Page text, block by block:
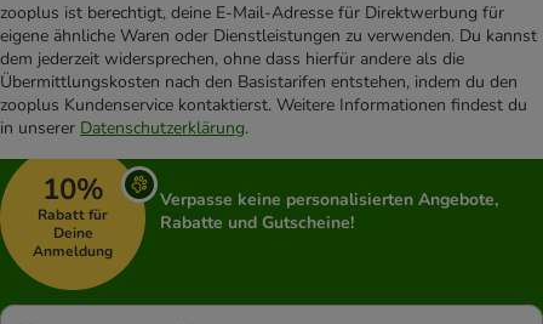
zooplus ist berechtigt, deine E-Mail-Adresse für Direktwerbung für
eigene ähnliche Waren oder Dienstleistungen zu verwenden. Du kannst
dem jederzeit widersprechen, ohne dass hierfür andere als die
Übermittlungskosten nach den Basistarifen entstehen, indem du den
zooplus Kundenservice kontaktierst. Weitere Informationen findest du
in unserer Datenschutzerklärung.
10%
Rabatt für
Deine
Anmeldung
Verpasse keine personalisierten Angebote,
Rabatte und Gutscheine!